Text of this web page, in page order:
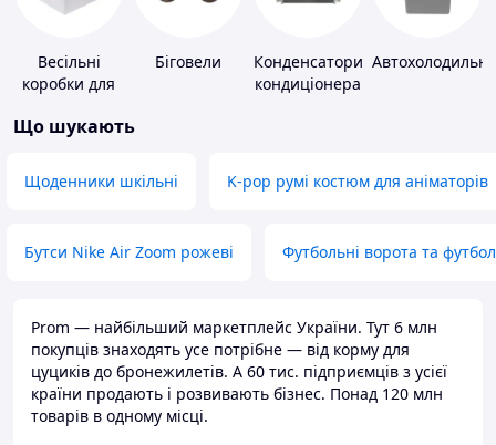
Весільні
коробки для
Біговели
Конденсатори
кондиціонера
Що шукають
Щоденники шкільні K-pop румі костюм для аніматорів
Бутси Nike Air Zoom рожеві Футбольні ворота та
Prom — найбільший маркетплейс України. Тут 6 млн
покупців знаходять усе потрібне — від корму для
цуциків до бронежилетів. А 60 тис. підприємців з усієї
країни продають і розвивають бізнес. Понад 120 млн
товарів в одному місці.